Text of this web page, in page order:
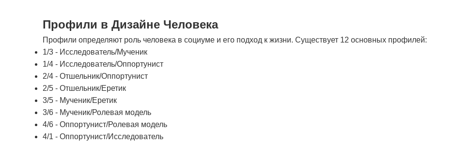
Профили в Дизайне Человека
Профили определяют роль человека в социуме и его подход к жизни. Существует 12 основных профилей:
1/3 - Исследователь/Мученик
1/4 - Исследователь/Оппортунист
2/4 - Отшельник/Оппортунист
2/5 - Отшельник/Еретик
3/5 - Мученик/Еретик
3/6 - Мученик/Ролевая модель
4/6 - Оппортунист/Ролевая модель
4/1 - Оппортунист/Исследователь